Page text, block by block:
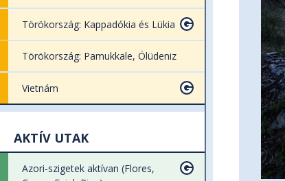
Törökország: Kappadókia és Lükia
Törökország: Pamukkale, Ölüdeniz
Vietnám
AKTÍV UTAK
Azori-szigetek aktívan (Flores,